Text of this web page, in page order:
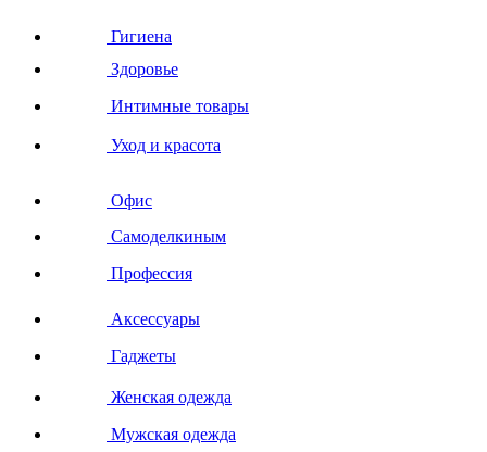
Гигиена
Здоровье
Интимные товары
Уход и красота
Офис
Самоделкиным
Профессия
Аксессуары
Гаджеты
Женская одежда
Мужская одежда